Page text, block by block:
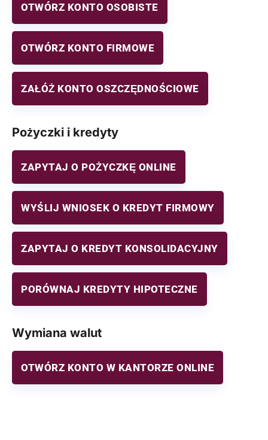
OTWÓRZ KONTO OSOBISTE
OTWÓRZ KONTO FIRMOWE
ZAŁÓŻ KONTO OSZCZĘDNOŚCIOWE
Pożyczki i kredyty
ZAPYTAJ O POŻYCZKĘ ONLINE
WYŚLIJ WNIOSEK O KREDYT FIRMOWY
ZAPYTAJ O KREDYT KONSOLIDACYJNY
PORÓWNAJ KREDYTY HIPOTECZNE
Wymiana walut
OTWÓRZ KONTO W KANTORZE ONLINE